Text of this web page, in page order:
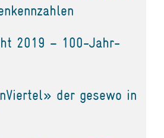
2019 – 100-Jahr-
der gesewo in